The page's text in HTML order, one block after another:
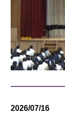
2026/07/16